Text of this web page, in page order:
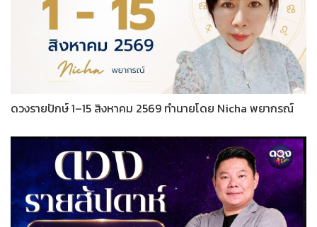
ดวงรายปักษ์ 1–15 สิงหาคม 2569 ทำนายโดย Nicha พยากรณ์